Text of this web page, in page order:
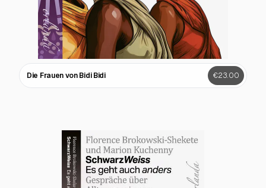
Die Frauen von Bidi Bidi €23.00